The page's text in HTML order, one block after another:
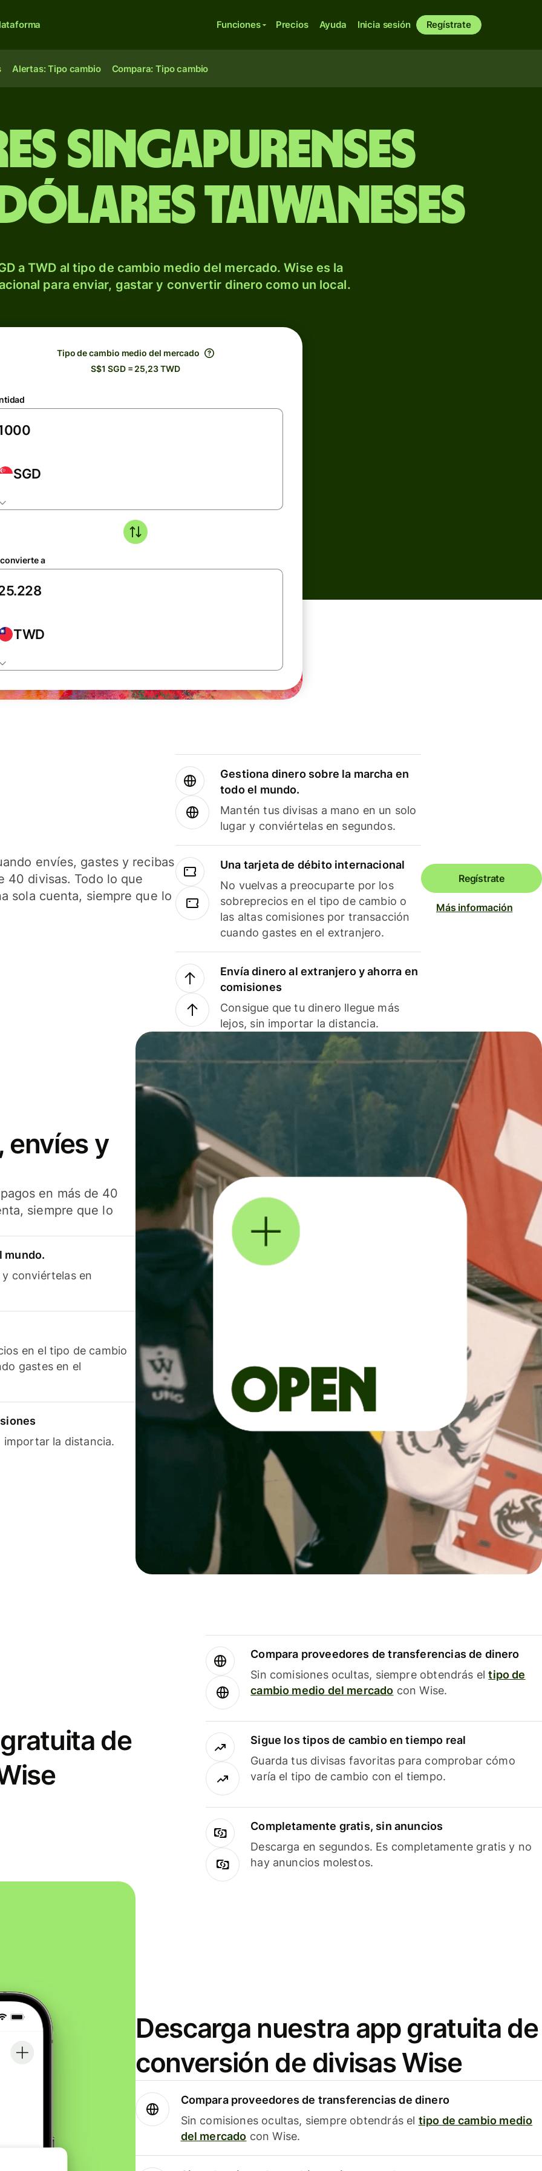
Funciones Precios Ayuda Inicia sesión Regístrate
Alertas: Tipo cambio Compara: Tipo cambio
singapurenses
taiwaneses
a TWD al tipo de cambio medio del mercado. Wise es la
para enviar, gastar y convertir dinero como un local.
Tipo de cambio medio del mercado
S$1 SGD = 25,23 TWD
SGD
a
TWD
envíes, gastes y recibas
40 divisas. Todo lo que
sola cuenta, siempre que lo
Gestiona dinero sobre la marcha en
todo el mundo.
Mantén tus divisas a mano en un solo
lugar y conviértelas en segundos.
Una tarjeta de débito internacional
No vuelvas a preocuparte por los
sobreprecios en el tipo de cambio o
las altas comisiones por transacción
cuando gastes en el extranjero.
Envía dinero al extranjero y ahorra en
comisiones
Consigue que tu dinero llegue más
lejos, sin importar la distancia.
Regístrate
Más información
envíes y
en más de 40
siempre que lo
mundo.
conviértelas en
en el tipo de cambio
gastes en el
importar la distancia.
de
Compara proveedores de transferencias de dinero
Sin comisiones ocultas, siempre obtendrás eltipo de
cambio medio del mercado con Wise.
Sigue los tipos de cambio en tiempo real
Guarda tus divisas favoritas para comprobar cómo
varía el tipo de cambio con el tiempo.
Completamente gratis, sin anuncios
Descarga en segundos. Es completamente gratis y no
hay anuncios molestos.
Descarga nuestra app gratuita de
conversión de divisas Wise
Compara proveedores de transferencias de dinero
Sin comisiones ocultas, siempre obtendrás el tipo de cambio medio
del mercado con Wise.